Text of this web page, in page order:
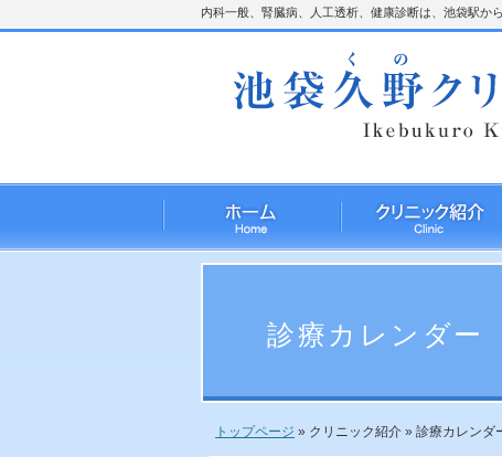
内科一般、腎臓病、人工透析、健康診断は、池袋駅か
診療カレンダー
トップページ » クリニック紹介 » 診療カレンダ